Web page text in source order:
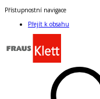
Přístupnostní navigace
Přejít k obsahu